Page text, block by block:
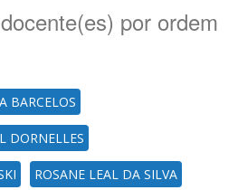
por ordem
BARCELOS
DORNELLES
ROSANE LEAL DA SILVA